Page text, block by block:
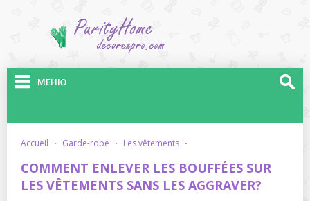
МЕНЮ
accueil · garde-robe · les vêtements ·
COMMENT ENLEVER LES BOUFFÉES SUR
LES VÊTEMENTS SANS LES AGGRAVER?